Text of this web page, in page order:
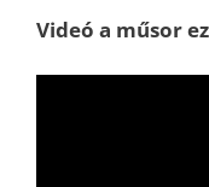
Videó a műsor